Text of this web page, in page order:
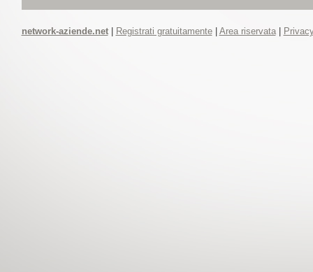
network-aziende.net| Registrati gratuitamente| Area riservata|